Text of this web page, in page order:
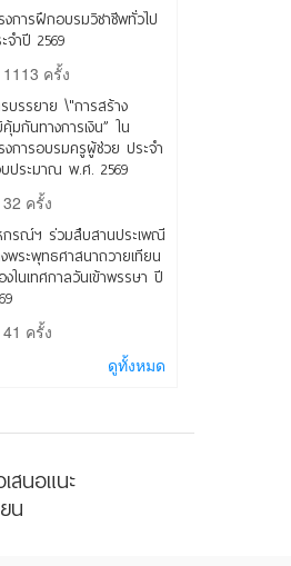
งการฝึกอบรมวิชาชีพทั่วไป
จำปี 2569
ครั้ง
บรรยาย \"การสร้าง
มกันทางการเงิน” ใน
งการอบรมครูผู้ช่วย ประจำ
ประมาณ พ.ศ. 2569
ครั้ง
รณ์ฯ ร่วมสืบสานประเพณี
พระพุทธศาสนาถวายเทียน
งในเทศกาลวันเข้าพรรษา ปี
ครั้ง
ดูทั้งหมด
สนอแนะ
น